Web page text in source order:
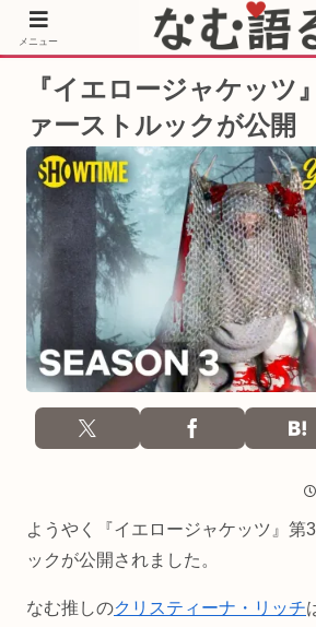
［PR］Prime Video もっと観るならサ
『イエロージャケッツ
ァーストルックが公開
ようやく『イエロージャケッツ』第
ックが公開されました。
なむ推しのクリスティーナ・リッチ
メニュー